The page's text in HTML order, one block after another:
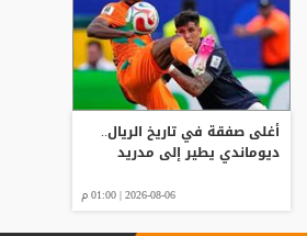
أغلى صفقة في تاريخ الريال..
ديوماندي يطير إلى مدريد
2026-08-06 | 01:00 م